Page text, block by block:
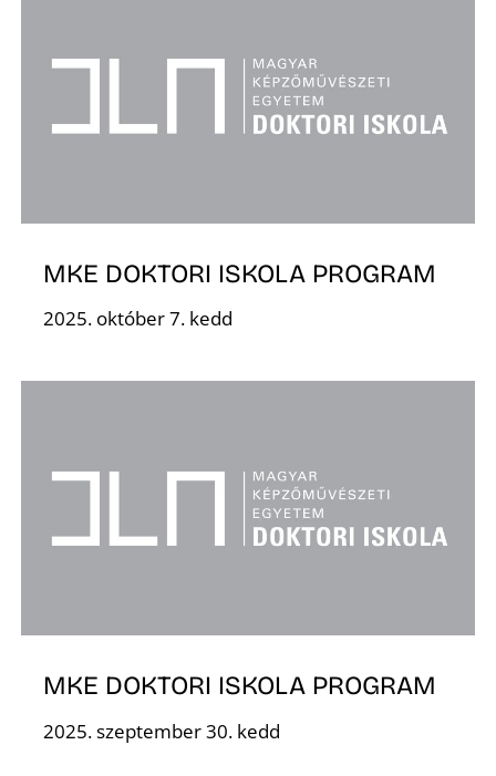
MKE DOKTORI ISKOLA PROGRAM
2025. október 7. kedd
MKE DOKTORI ISKOLA PROGRAM
2025. szeptember 30. kedd